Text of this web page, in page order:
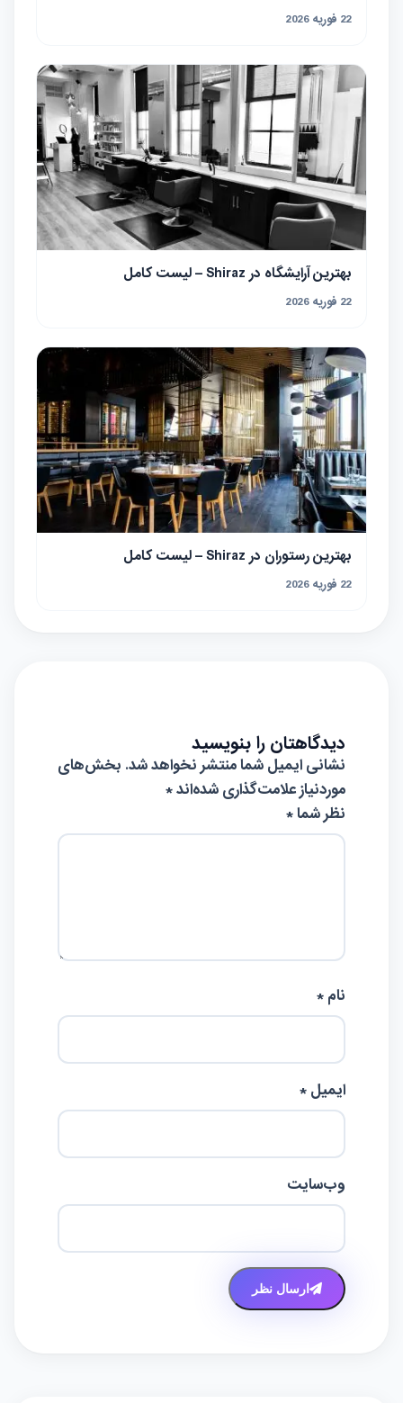
22 فوریه 2026
بهترین آرایشگاه در Shiraz – لیست کامل
22 فوریه 2026
بهترین رستوران در Shiraz – لیست کامل
22 فوریه 2026
دیدگاهتان را بنویسید
نشانی ایمیل شما منتشر نخواهد شد. بخش‌های
موردنیاز علامت‌گذاری شده‌اند*
نظر شما *
نام *
ایمیل *
وب‌سایت
ارسال نظر